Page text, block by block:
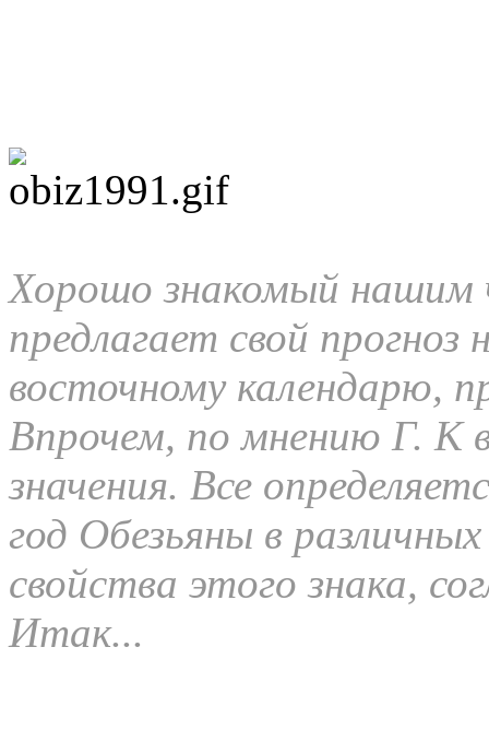
Хорошо знакомый
предлагает свой
восточному календарю,
Впрочем, по мнению Г. К
значения. Все
год Обезьяны в
свойства этого знака,
Итак...